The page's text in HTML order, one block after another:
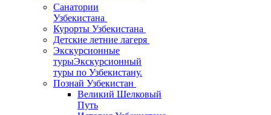
Санатории
Узбекистана
Курорты Узбекистана
Детские летние лагеря
Экскурсионные
турыЭкскурсионный
туры по Узбекистану.
Познай Узбекистан
Великий Шелковый
Путь